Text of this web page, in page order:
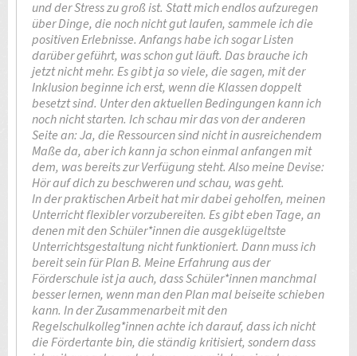
und der Stress zu groß ist. Statt mich endlos aufzuregen
über Dinge, die noch nicht gut laufen, sammele ich die
positiven Erlebnisse. Anfangs habe ich sogar Listen
darüber geführt, was schon gut läuft. Das brauche ich
jetzt nicht mehr. Es gibt ja so viele, die sagen, mit der
Inklusion beginne ich erst, wenn die Klassen doppelt
besetzt sind. Unter den aktuellen Bedingungen kann ich
noch nicht starten. Ich schau mir das von der anderen
Seite an: Ja, die Ressourcen sind nicht in ausreichendem
Maße da, aber ich kann ja schon einmal anfangen mit
dem, was bereits zur Verfügung steht. Also meine Devise:
Hör auf dich zu beschweren und schau, was geht.
In der praktischen Arbeit hat mir dabei geholfen, meinen
Unterricht flexibler vorzubereiten. Es gibt eben Tage, an
denen mit den Schüler*innen die ausgeklügeltste
Unterrichtsgestaltung nicht funktioniert. Dann muss ich
bereit sein für Plan B. Meine Erfahrung aus der
Förderschule ist ja auch, dass Schüler*innen manchmal
besser lernen, wenn man den Plan mal beiseite schieben
kann. In der Zusammenarbeit mit den
Regelschulkolleg*innen achte ich darauf, dass ich nicht
die Fördertante bin, die ständig kritisiert, sondern dass